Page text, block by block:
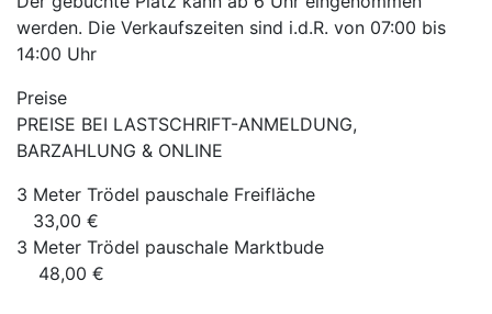
werden. Die Verkaufszeiten sind i.d.R. von 07:00 bis
14:00 Uhr
Preise
PREISE BEI LASTSCHRIFT-ANMELDUNG,
BARZAHLUNG & ONLINE
3 Meter Trödel pauschale Freifläche
33,00 €
3 Meter Trödel pauschale Marktbude
48,00 €